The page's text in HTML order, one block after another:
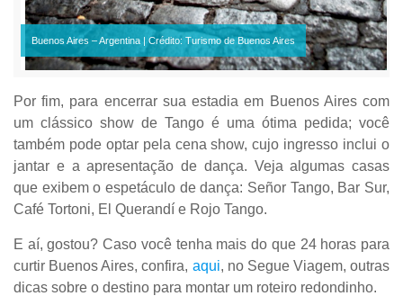
Buenos Aires – Argentina | Crédito: Turismo de Buenos Aires
Por fim, para encerrar sua estadia em Buenos Aires com
um clássico show de Tango é uma ótima pedida; você
também pode optar pela cena show, cujo ingresso inclui o
jantar e a apresentação de dança. Veja algumas casas
que exibem o espetáculo de dança: Señor Tango, Bar Sur,
Café Tortoni, El Querandí e Rojo Tango.
E aí, gostou? Caso você tenha mais do que 24 horas para
curtir Buenos Aires, confira, aqui, no Segue Viagem, outras
dicas sobre o destino para montar um roteiro redondinho.